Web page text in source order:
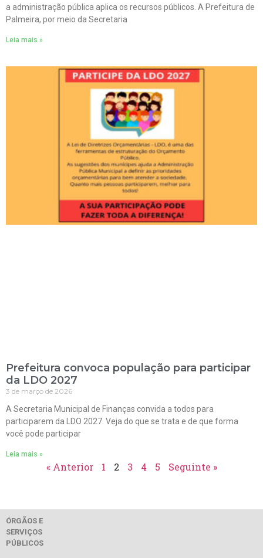
a administração pública aplica os recursos públicos. A Prefeitura de
Palmeira, por meio da Secretaria
Leia mais »
Prefeitura convoca população para participar
da LDO 2027
3 de março de 2026
A Secretaria Municipal de Finanças convida a todos para
participarem da LDO 2027. Veja do que se trata e de que forma
você pode participar
Leia mais »
« Anterior 1 2 3 4 5 Seguinte »
ÓRGÃOS E
SERVIÇOS
PÚBLICOS